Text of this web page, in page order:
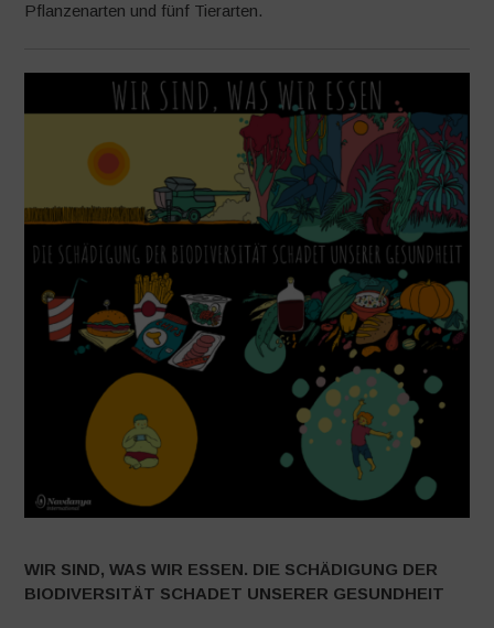
Pflanzenarten und fünf Tierarten.
WIR SIND, WAS WIR ESSEN. DIE SCHÄDIGUNG DER
BIODIVERSITÄT SCHADET UNSERER GESUNDHEIT